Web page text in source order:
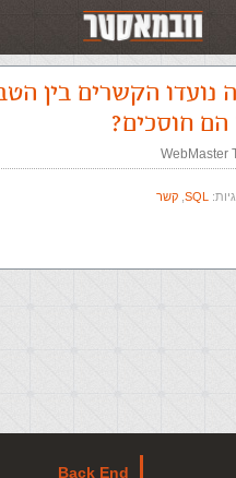
נועדו הקשרים בין
חוסכים?
WebMaster
SQL קשר
Back End